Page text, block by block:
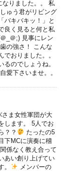
なりました。。 私
ゅう君がリビング
バキバキッ！」と
良く見ると何と私
_＠;) 見事にレン
の強さ！ こんな
おりました。。
のでしょうね。
愛下さいませ。。
ま女性軍団が大
します。 5人でお
？？
たったの5
下MCに演奏に稽
係なく教え合って
あい創り上げてい
メンバーの